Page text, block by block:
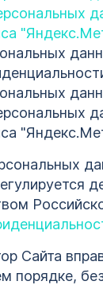
Сайта
порядке,
ОСТАВИТЬ
123